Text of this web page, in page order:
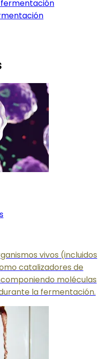
vivos (incluidos
catalizadores de
moléculas
la fermentación.